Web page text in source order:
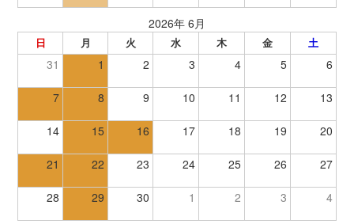
2026年 6月
日 月 火 水 木 金 土
31 1 2 3 4 5 6
7 8 9 10 11 12 13
14 15 16 17 18 19 20
21 22 23 24 25 26 27
28 29 30 1 2 3 4